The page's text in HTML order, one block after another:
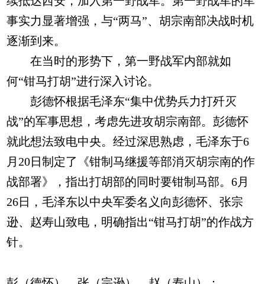
事实力显著增强，与“两马”、胡宗南部决战时机
逐渐到来。
在当时的形势下，第一野战军内部就如
何“钳马打胡”进行深入讨论。
彭德怀根据毛泽东“集中优势兵力打歼灭
战”的军事思想，考虑先进攻胡宗南部。彭德怀
就此想法致电中央。经过深思熟虑，毛泽东于6
月20日制定了《钳制马继援等部消灭胡宗南的作
战部署》，指出打胡部的同时要钳制马部。6月
26日，毛泽东以中央军委名义向彭德怀、张宗
逊、赵寿山致电，明确指出“钳马打胡”的作战方
针。